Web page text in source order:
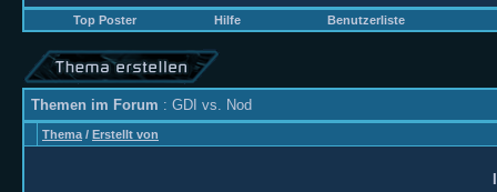
Top Poster
Hilfe Benutzerliste
Themen im Forum : GDI vs. Nod
Thema / Erstellt von